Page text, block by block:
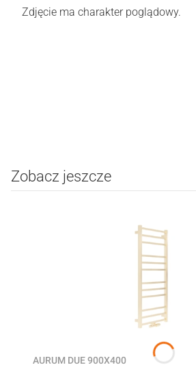
Zdjęcie ma charakter poglądowy.
Zobacz jeszcze
AURUM DUE 900X400